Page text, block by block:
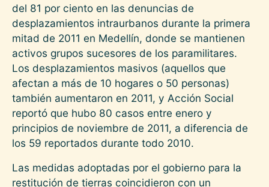
del 81 por ciento en las denuncias de
desplazamientos intraurbanos durante la primera
mitad de 2011 en Medellín, donde se mantienen
activos grupos sucesores de los paramilitares.
Los desplazamientos masivos (aquellos que
afectan a más de 10 hogares o 50 personas)
también aumentaron en 2011, y Acción Social
reportó que hubo 80 casos entre enero y
principios de noviembre de 2011, a diferencia de
los 59 reportados durante todo 2010.
Las medidas adoptadas por el gobierno para la
restitución de tierras coincidieron con un